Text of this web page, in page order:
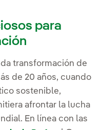
para
transformación de
de 20 años, cuando
sostenible,
afrontar la lucha
En línea con las